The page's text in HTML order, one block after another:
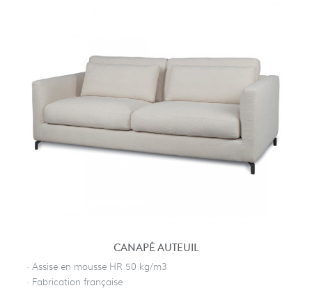
CANAPÉ AUTEUIL
· Assise en mousse HR 50 kg/m3
· Fabrication française